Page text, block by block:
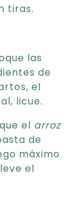
tiras.
las
de
el
licue.
el arroz
de
máximo
el